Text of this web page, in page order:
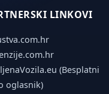
LINKOVI
(Besplatni
oglasnik)